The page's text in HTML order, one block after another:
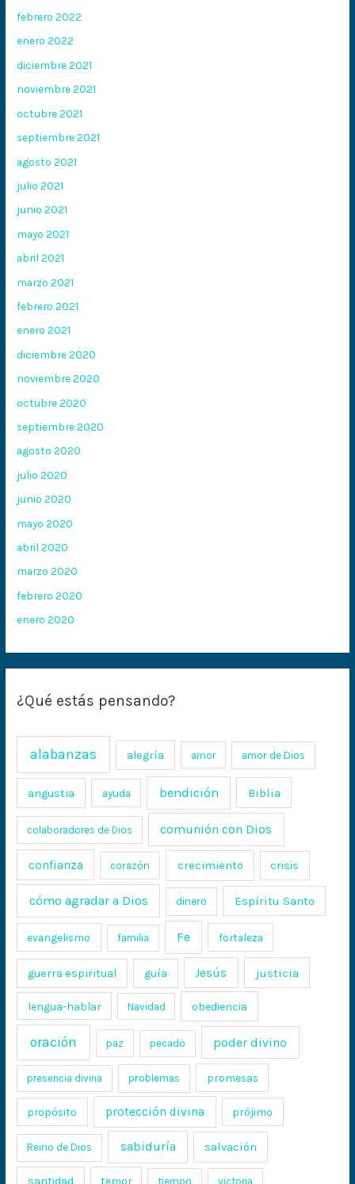
febrero 2022
enero 2022
diciembre 2021
noviembre 2021
octubre 2021
septiembre 2021
agosto 2021
julio 2021
junio 2021
mayo 2021
abril 2021
marzo 2021
febrero 2021
enero 2021
diciembre 2020
noviembre 2020
octubre 2020
septiembre 2020
agosto 2020
julio 2020
junio 2020
mayo 2020
abril 2020
marzo 2020
febrero 2020
enero 2020
¿Qué estás pensando?
alabanzas alegría amor amor de Dios
angustia ayuda bendición Biblia
colaboradores de Dios comunión con Dios
confianza corazón crecimiento crisis
cómo agradar a Dios dinero Espíritu Santo
evangelismo familia Fe fortaleza
guerra espiritual guía Jesús justicia
lengua-hablar Navidad obediencia
oración paz pecado poder divino
presencia divina problemas promesas
propósito protección divina prójimo
Reino de Dios sabiduría salvación
temor tiempo victoria